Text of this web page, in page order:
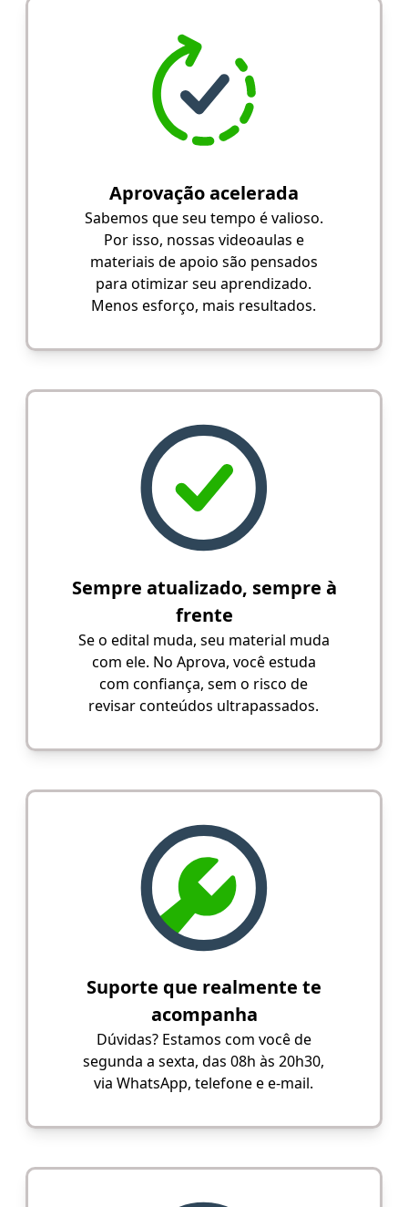
Aprovação acelerada
Sabemos que seu tempo é valioso.
Por isso, nossas videoaulas e
materiais de apoio são pensados
para otimizar seu aprendizado.
Menos esforço, mais resultados.
Sempre atualizado, sempre à
frente
Se o edital muda, seu material muda
com ele. No Aprova, você estuda
com confiança, sem o risco de
revisar conteúdos ultrapassados.
Suporte que realmente te
acompanha
Dúvidas? Estamos com você de
segunda a sexta, das 08h às 20h30,
via WhatsApp, telefone e e-mail.